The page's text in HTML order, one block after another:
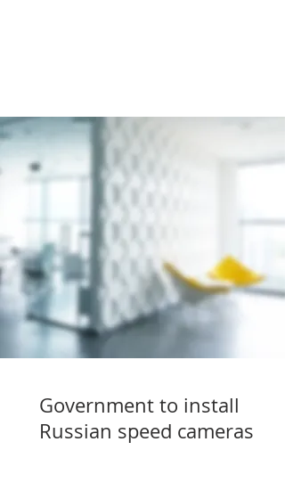
Government to install
Russian speed cameras